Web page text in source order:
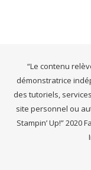
“Le contenu
démonstratrice
des tutoriels,
site personnel ou
Stampin’ Up!” 2020